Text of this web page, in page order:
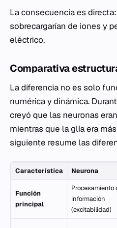
La consecuencia es
sobrecargarían de iones y
eléctrico.
Comparativa
La diferencia no es solo
numérica y dinámica.
creyó que las neuronas
mientras que la glía era
siguiente resume las
Característica Neurona
Función
principal
Procesamiento
información
(excitabilidad)